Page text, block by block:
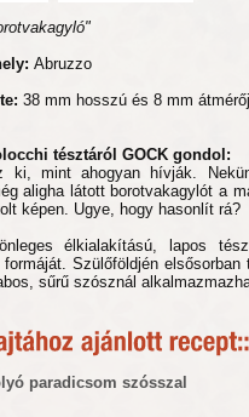
Abruzzo
38 mm hosszú és 8 mm
tésztáról GOCK gondol:
ki, mint ahogyan hívják.
aligha látott borotvakagylót a
képen. Ugye, hogy hasonlít rá?
élkialakítású, lapos
formáját. Szülőföldjén
sűrű szósznál
paradicsom szósszal